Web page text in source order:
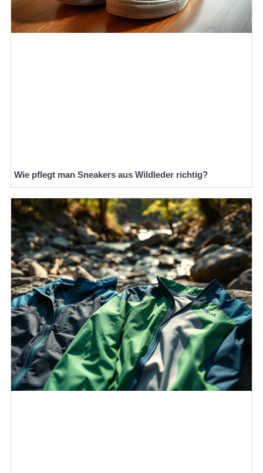
Wie pflegt man Sneakers aus Wildleder richtig?